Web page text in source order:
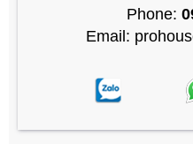
Phone:
Email: